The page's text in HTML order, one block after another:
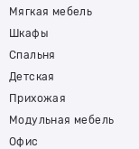
Мягкая мебель
Шкафы
Спальня
Детская
Прихожая
Модульная мебель
Офис